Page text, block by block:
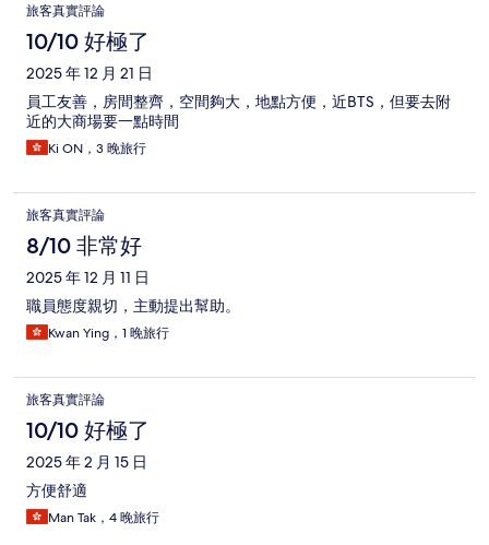
旅客真實評論
10/10 好極了
2025 年 12 月 21 日
員工友善，房間整齊，空間夠大，地點方便，近BTS，但要去附
近的大商場要一點時間
Ki ON，3 晚旅行
旅客真實評論
8/10 非常好
2025 年 12 月 11 日
職員態度親切，主動提出幫助。
Kwan Ying，1 晚旅行
旅客真實評論
10/10 好極了
2025 年 2 月 15 日
方便舒適
Man Tak，4 晚旅行